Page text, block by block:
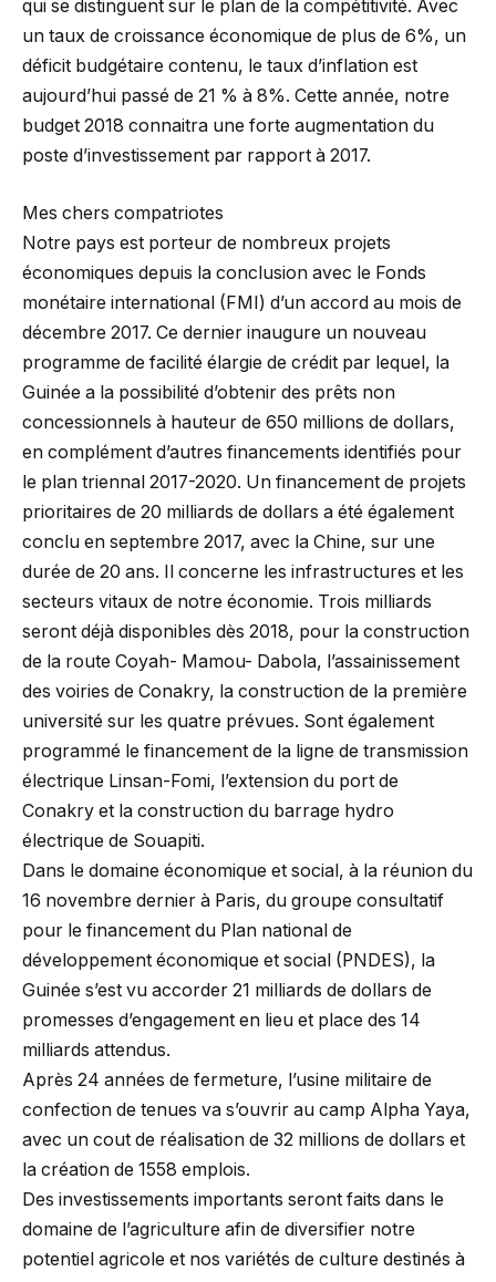
qui se distinguent sur le plan de la compétitivité. Avec
un taux de croissance économique de plus de 6%, un
déficit budgétaire contenu, le taux d’inflation est
aujourd’hui passé de 21 % à 8%. Cette année, notre
budget 2018 connaitra une forte augmentation du
poste d’investissement par rapport à 2017.
Mes chers compatriotes
Notre pays est porteur de nombreux projets
économiques depuis la conclusion avec le Fonds
monétaire international (FMI) d’un accord au mois de
décembre 2017. Ce dernier inaugure un nouveau
programme de facilité élargie de crédit par lequel, la
Guinée a la possibilité d’obtenir des prêts non
concessionnels à hauteur de 650 millions de dollars,
en complément d’autres financements identifiés pour
le plan triennal 2017-2020. Un financement de projets
prioritaires de 20 milliards de dollars a été également
conclu en septembre 2017, avec la Chine, sur une
durée de 20 ans. Il concerne les infrastructures et les
secteurs vitaux de notre économie. Trois milliards
seront déjà disponibles dès 2018, pour la construction
de la route Coyah- Mamou- Dabola, l’assainissement
des voiries de Conakry, la construction de la première
université sur les quatre prévues. Sont également
programmé le financement de la ligne de transmission
électrique Linsan-Fomi, l’extension du port de
Conakry et la construction du barrage hydro
électrique de Souapiti.
Dans le domaine économique et social, à la réunion du
16 novembre dernier à Paris, du groupe consultatif
pour le financement du Plan national de
développement économique et social (PNDES), la
Guinée s’est vu accorder 21 milliards de dollars de
promesses d’engagement en lieu et place des 14
milliards attendus.
Après 24 années de fermeture, l’usine militaire de
confection de tenues va s’ouvrir au camp Alpha Yaya,
avec un cout de réalisation de 32 millions de dollars et
la création de 1558 emplois.
Des investissements importants seront faits dans le
domaine de l’agriculture afin de diversifier notre
potentiel agricole et nos variétés de culture destinés à